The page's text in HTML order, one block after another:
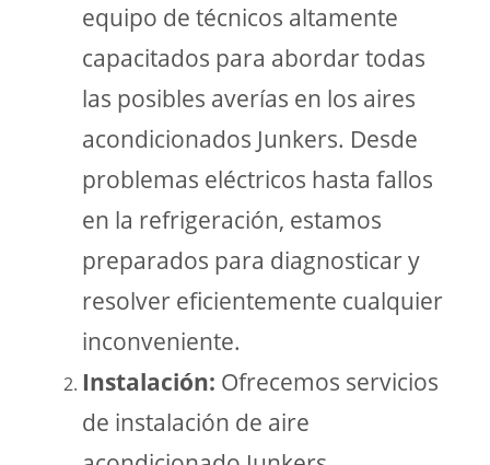
equipo de técnicos altamente
capacitados para abordar todas
las posibles averías en los aires
acondicionados Junkers. Desde
problemas eléctricos hasta fallos
en la refrigeración, estamos
preparados para diagnosticar y
resolver eficientemente cualquier
inconveniente.
Instalación: Ofrecemos servicios
de instalación de aire